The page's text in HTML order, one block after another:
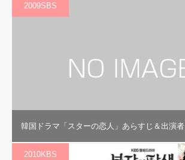
2009SBS
韓国ドラマ「スターの恋人」あらすじ＆出演者
2010KBS